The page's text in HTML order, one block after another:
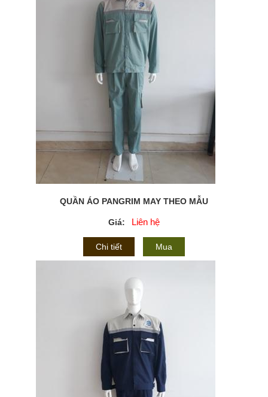
QUẦN ÁO PANGRIM MAY THEO MẪU
Giá: Liên hệ
Chi tiết Mua